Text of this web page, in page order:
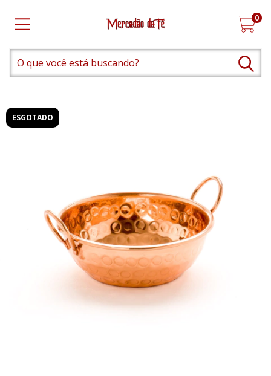
0
ESGOTADO